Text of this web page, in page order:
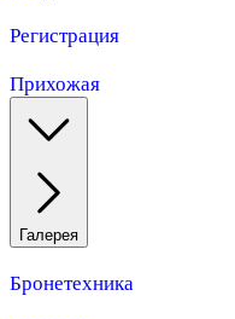
Регистрация
Прихожая
Галерея
Бронетехника